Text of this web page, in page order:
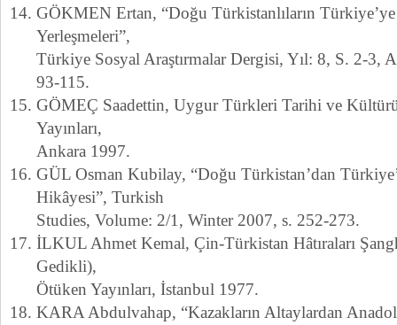
GÖKMEN Ertan, “Doğu Türkistanlıların
Yerleşmeleri”,
Türkiye Sosyal Araştırmalar Dergisi, Yıl: 8, S. 2-3,
93-115.
GÖMEÇ Saadettin, Uygur Türkleri Tarihi ve
Yayınları,
Ankara 1997.
GÜL Osman Kubilay, “Doğu Türkistan’dan
Hikâyesi”, Turkish
Studies, Volume: 2/1, Winter 2007, s. 252-273.
İLKUL Ahmet Kemal, Çin-Türkistan Hâtıraları
Gedikli),
Ötüken Yayınları, İstanbul 1977.
KARA Abdulvahap, “Kazakların Altaylardan